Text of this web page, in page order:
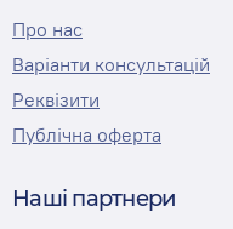
Про нас
Варіанти консультацій
Реквізити
Публічна оферта
Наші партнери